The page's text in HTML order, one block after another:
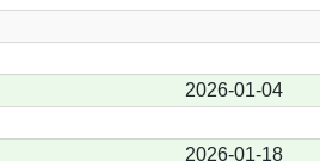
2026-01-04
2026-01-18